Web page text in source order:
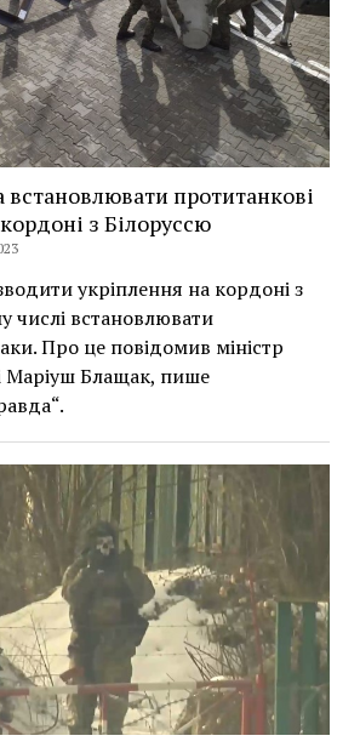
протитанкові
з Білоруссю
укріплення на кордоні з
числі встановлювати
Про це повідомив міністр
Маріуш Блащак, пише